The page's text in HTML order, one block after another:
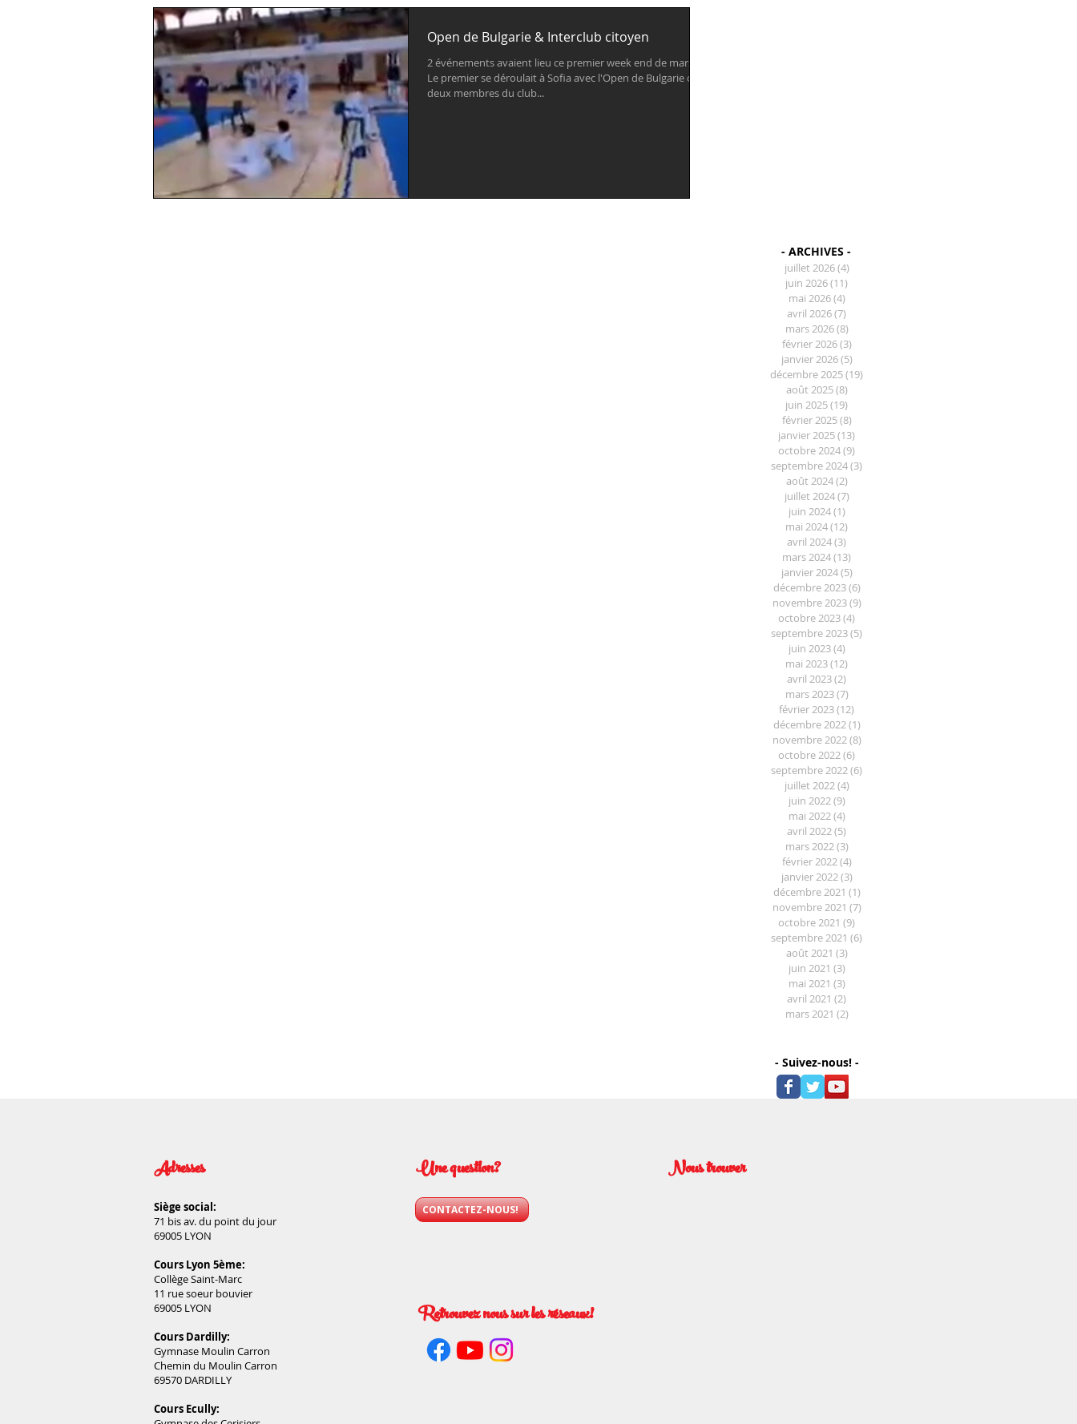
Open de Bulgarie & Interclub citoyen
2 événements avaient lieu ce premier week end de mars.
Le premier se déroulait à Sofia avec l'Open de Bulgarie où
deux membres du club...
- ARCHIVES -
juillet 2026(4)4 posts
juin 2026(11)
mai 2026(4)4 posts
avril 2026(7)
mars 2026(8)8 posts
février 2026(3)3 posts
janvier 2026(5)5 posts
décembre 2025(19)
août 2025(8)8 posts
juin 2025(19)
février 2025(8)8 posts
janvier 2025(13)
octobre 2024(9)
septembre 2024(3)
août 2024(2)2 posts
juillet 2024(7)7 posts
juin 2024(1)1 post
mai 2024(12)
avril 2024(3)
mars 2024(13)
janvier 2024(5)5 posts
décembre 2023(6)6 posts
novembre 2023(9)9 posts
octobre 2023(4)
septembre 2023(5)
juin 2023(4)4 posts
mai 2023(12)
avril 2023(2)
mars 2023(7)7 posts
février 2023(12)
décembre 2022(1)1 post
novembre 2022(8)8 posts
octobre 2022(6)
septembre 2022(6)
juillet 2022(4)4 posts
juin 2022(9)9 posts
mai 2022(4)4 posts
avril 2022(5)
mars 2022(3)3 posts
février 2022(4)4 posts
janvier 2022(3)3 posts
décembre 2021 (1)1 post
novembre 2021 (7)7 posts
octobre 2021 (9)
septembre 2021 (6)
août 2021 (3)3 posts
juin 2021 (3)3 posts
mai 2021 (3)3 posts
avril 2021 (2)
mars 2021 (2)2 posts
- Suivez-nous! -
CONTACTEZ-NOUS!
Retrouvez nous sur les réseaux!
Adresses
Siège social:
71 bis av. du point du jour
69005 LYON
Cours Lyon 5ème:
Collège Saint-Marc
11 rue soeur bouvier
69005 LYON
Cours Dardilly:
Gymnase Moulin Carron
Chemin du Moulin Carron
69570 DARDILLY
Cours Ecully:
Une question? Nous trouver